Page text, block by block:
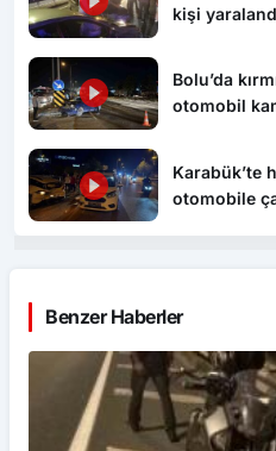
kişi
Bolu’da
otomobil
Karabük’te
otomobile
Benzer Haberler